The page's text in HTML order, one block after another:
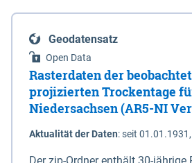
Geodatensatz
Open Data
Rasterdaten der
projizierten Trockentage
Niedersachsen (AR5-NI
Aktualität der Daten:seit